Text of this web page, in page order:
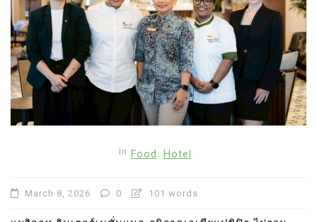
In Food Hotel
March 8, 2026 0 101 words